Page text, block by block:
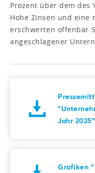
Prozent über dem des
Hohe Zinsen und eine
erschwerten offenbar
angeschlagener
Jahr
Grafiken